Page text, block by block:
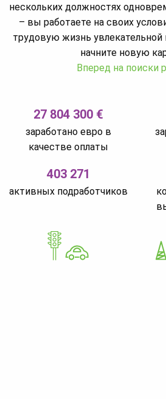
нескольких должностях
– вы работаете на своих
трудовую жизнь увлекательной
начните новую
Вперед на поиски
27 804 300 €
заработано евро в
качестве оплаты
403 271
активных подработчиков